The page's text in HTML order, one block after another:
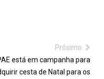
Próximo
está em campanha para
cesta de Natal para os